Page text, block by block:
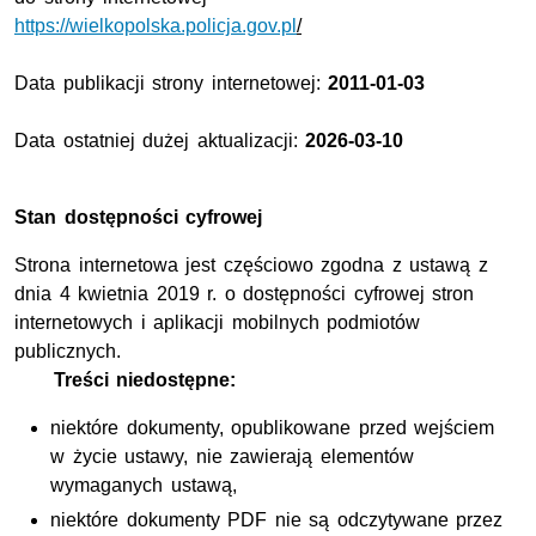
https://wielkopolska.policja.gov.pl /
Data publikacji strony internetowej:2011-01-03
Data ostatniej dużej aktualizacji:2026-03-10
Stan dostępności cyfrowej
Strona internetowa jest częściowo zgodna z ustawą z
dnia 4 kwietnia 2019 r. o dostępności cyfrowej stron
internetowych i aplikacji mobilnych podmiotów
publicznych.
Treści niedostępne:
niektóre dokumenty, opublikowane przed wejściem
w życie ustawy, nie zawierają elementów
wymaganych ustawą,
niektóre dokumenty PDF nie są odczytywane przez